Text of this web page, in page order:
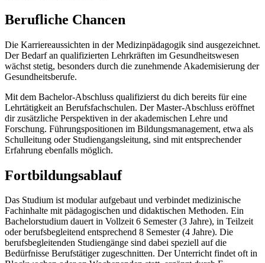
Berufliche Chancen
Die Karriereaussichten in der Medizinpädagogik sind ausgezeichnet.
Der Bedarf an qualifizierten Lehrkräften im Gesundheitswesen
wächst stetig, besonders durch die zunehmende Akademisierung der
Gesundheitsberufe.
Mit dem Bachelor-Abschluss qualifizierst du dich bereits für eine
Lehrtätigkeit an Berufsfachschulen. Der Master-Abschluss eröffnet
dir zusätzliche Perspektiven in der akademischen Lehre und
Forschung. Führungspositionen im Bildungsmanagement, etwa als
Schulleitung oder Studiengangsleitung, sind mit entsprechender
Erfahrung ebenfalls möglich.
Fortbildungsablauf
Das Studium ist modular aufgebaut und verbindet medizinische
Fachinhalte mit pädagogischen und didaktischen Methoden. Ein
Bachelorstudium dauert in Vollzeit 6 Semester (3 Jahre), in Teilzeit
oder berufsbegleitend entsprechend 8 Semester (4 Jahre). Die
berufsbegleitenden Studiengänge sind dabei speziell auf die
Bedürfnisse Berufstätiger zugeschnitten. Der Unterricht findet oft in